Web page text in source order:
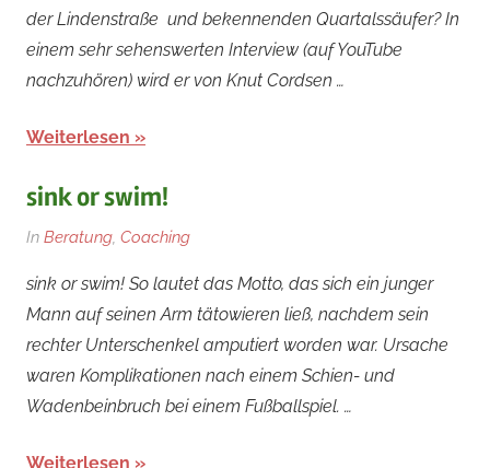
der Lindenstraße und bekennenden Quartalssäufer? In
einem sehr sehenswerten Interview (auf YouTube
nachzuhören) wird er von Knut Cordsen …
Weiterlesen
sink or swim!
Am
Juni
2018
Von
In Beratung, Coaching
sink or swim! So lautet das Motto, das sich ein junger
Mann auf seinen Arm tätowieren ließ, nachdem sein
rechter Unterschenkel amputiert worden war. Ursache
waren Komplikationen nach einem Schien- und
Wadenbeinbruch bei einem Fußballspiel. …
Weiterlesen